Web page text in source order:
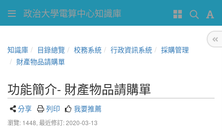
政治大學電算中心知識庫
知識庫 目錄總覽 校務系統 行政資訊系統
採購管理
財產物品請購單
功能簡介- 財產物品請購單
分享 列印 我要推薦
瀏覽: 1448, 最近修訂: 2020-03-13